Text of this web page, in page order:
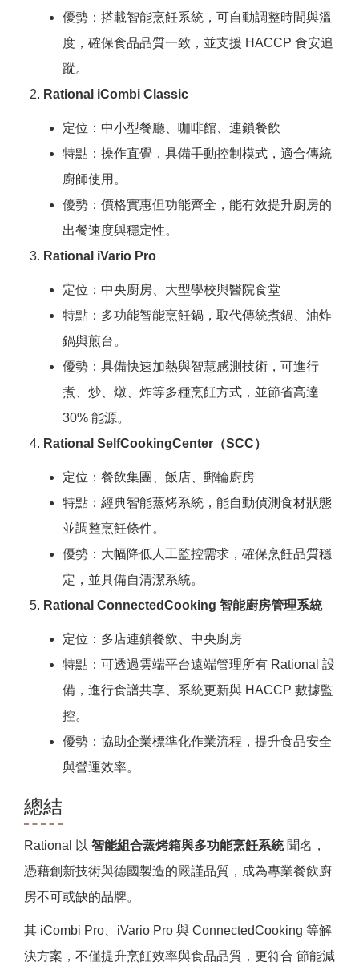
優勢：搭載智能烹飪系統，可自動調整時間與溫
度，確保食品品質一致，並支援 HACCP 食安追
蹤。
Rational iCombi Classic
定位：中小型餐廳、咖啡館、連鎖餐飲
特點：操作直覺，具備手動控制模式，適合傳統
廚師使用。
優勢：價格實惠但功能齊全，能有效提升廚房的
出餐速度與穩定性。
Rational iVario Pro
定位：中央廚房、大型學校與醫院食堂
特點：多功能智能烹飪鍋，取代傳統煮鍋、油炸
鍋與煎台。
優勢：具備快速加熱與智慧感測技術，可進行
煮、炒、燉、炸等多種烹飪方式，並節省高達
30% 能源。
Rational SelfCookingCenter（SCC）
定位：餐飲集團、飯店、郵輪廚房
特點：經典智能蒸烤系統，能自動偵測食材狀態
並調整烹飪條件。
優勢：大幅降低人工監控需求，確保烹飪品質穩
定，並具備自清潔系統。
Rational ConnectedCooking 智能廚房管理系統
定位：多店連鎖餐飲、中央廚房
特點：可透過雲端平台遠端管理所有 Rational 設
備，進行食譜共享、系統更新與 HACCP 數據監
控。
優勢：協助企業標準化作業流程，提升食品安全
與營運效率。
總結
Rational 以 智能組合蒸烤箱與多功能烹飪系統聞名，
憑藉創新技術與德國製造的嚴謹品質，成為專業餐飲廚
房不可或缺的品牌。
其 iCombi Pro、iVario Pro 與 ConnectedCooking 等解
決方案，不僅提升烹飪效率與食品品質，更符合 節能減